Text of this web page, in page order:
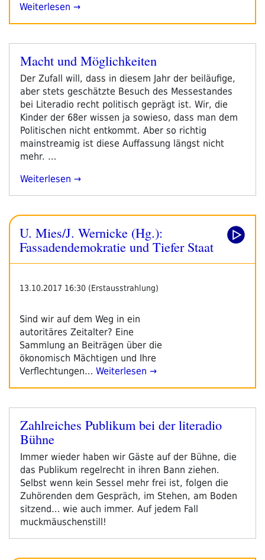
Weiterlesen →
Veröffentlicht
Macht und Möglichkeiten
Der Zufall will, dass in diesem Jahr der beiläufige,
aber stets geschätzte Besuch des Messestandes
bei Literadio recht politisch geprägt ist. Wir, die
Kinder der 68er wissen ja sowieso, dass man dem
Politischen nicht entkommt. Aber so richtig
mainstreamig ist diese Auffassung längst nicht
mehr. …
„Macht
Weiterlesen
U. Mies/J. Wernicke (Hg.):
Fassadendemokratie und Tiefer Staat
13.10.2017 16:30 (Erstausstrahlung)
Sind wir auf dem Weg in ein
autoritäres Zeitalter? Eine
Sammlung an Beiträgen über die
ökonomisch Mächtigen und Ihre
Verflechtungen… Weiterlesen →
Veröffentlicht
am
Zahlreiches Publikum bei der literadio
Bühne
Immer wieder haben wir Gäste auf der Bühne, die
das Publikum regelrecht in ihren Bann ziehen.
Selbst wenn kein Sessel mehr frei ist, folgen die
Zuhörenden dem Gespräch, im Stehen, am Boden
sitzend… wie auch immer. Auf jedem Fall
muckmäuschenstill!